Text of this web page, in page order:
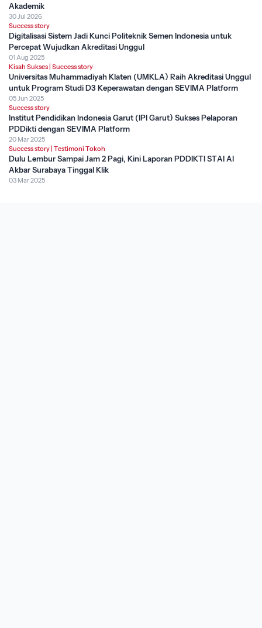
Akademik
30 Jul 2026
Success story
Digitalisasi Sistem Jadi Kunci Politeknik Semen Indonesia untuk
Percepat Wujudkan Akreditasi Unggul
01 Aug 2025
Kisah Sukses Success story
Universitas Muhammadiyah Klaten (UMKLA) Raih Akreditasi Unggul
untuk Program Studi D3 Keperawatan dengan SEVIMA Platform
05 Jun 2025
Success story
Institut Pendidikan Indonesia Garut (IPI Garut) Sukses Pelaporan
PDDikti dengan SEVIMA Platform
20 Mar 2025
Success story Testimoni Tokoh
Dulu Lembur Sampai Jam 2 Pagi, Kini Laporan PDDIKTI STAI Al
Akbar Surabaya Tinggal Klik
03 Mar 2025